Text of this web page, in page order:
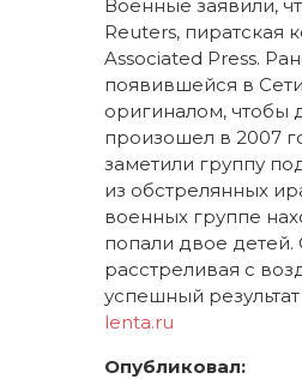
Военные заявили,
Reuters, пиратская
Associated Press.
появившейся в
оригиналом, чтобы
произошел в 2007
заметили группу
из обстрелянных
военных группе
попали двое
расстреливая с
успешный
lenta.ru
Опубликовал: